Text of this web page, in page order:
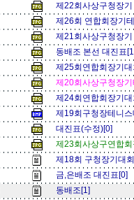
제22회사상구청장
제26회 연합회장기
제21회사상구청장
동배조 본선 대진표
제25회연합회장기
제20회사상구청장
제24회연합회장기
제19회구청장테니
대진표(수정)[0]
제23회사상구연합
제18회 구청장기대
금,은배조 대진표[0]
동배조[1]